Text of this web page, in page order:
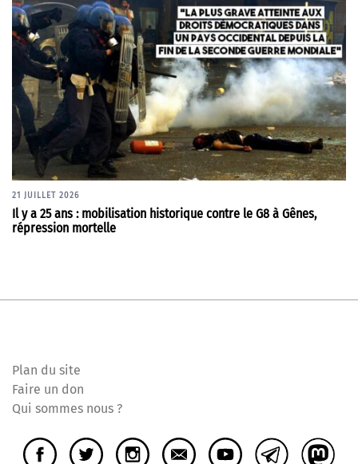
21 JUILLET 2026
Il y a 25 ans : mobilisation historique contre le G8 à Gênes,
répression mortelle
Plan du site
Faire un don
Qui sommes nous ?